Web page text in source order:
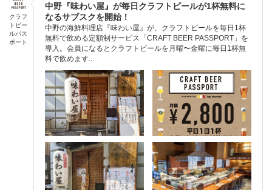
クラフ
トビー
ルパス
ポート
中野『味わい屋』が毎日クラフトビールが1杯無料に
なるサブスクを開始！
中野の海鮮料理店『味わい屋』が、クラフトビールを毎日1杯
無料で飲める定額制サービス「CRAFT BEER PASSPORT」を
導入。会員になるとクラフトビールを月曜〜金曜に毎日1杯無
料で飲めます...